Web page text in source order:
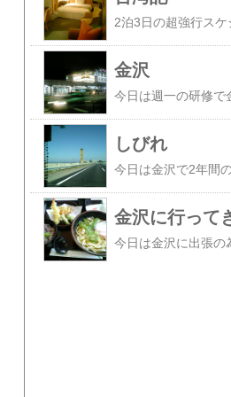
金沢
しびれ
金沢に行って